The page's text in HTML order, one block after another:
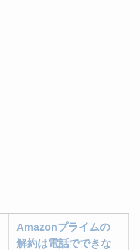
Amazonプライムの
解約は電話でできな